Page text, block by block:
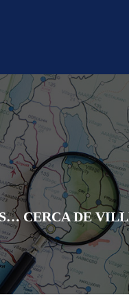
CERCA DE